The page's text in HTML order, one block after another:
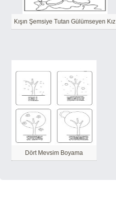
Kışın Şemsiye Tutan Gülümseyen Kız
Dört Mevsim Boyama